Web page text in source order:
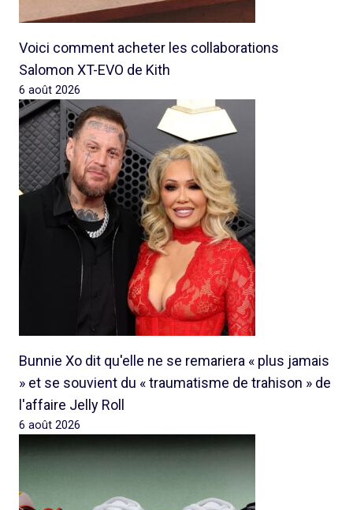
Voici comment acheter les collaborations
Salomon XT-EVO de Kith
6 août 2026
Bunnie Xo dit qu'elle ne se remariera « plus jamais
» et se souvient du « traumatisme de trahison » de
l'affaire Jelly Roll
6 août 2026